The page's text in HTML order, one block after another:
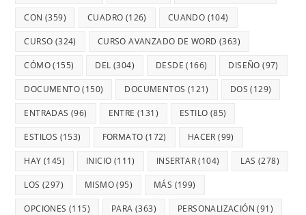
CON (359) CUADRO (126) CUANDO (104)
CURSO (324) CURSO AVANZADO DE WORD (363)
CÓMO(155) DEL (304) DESDE (166) DISEÑO (97)
DOCUMENTO(150) DOCUMENTOS (121) DOS (129)
ENTRADAS (96) ENTRE (131) ESTILO (85)
ESTILOS (153) FORMATO (172) HACER (99)
HAY (145) INICIO (111) INSERTAR(104) LAS (278)
LOS (297) MISMO(95) MÁS (199)
OPCIONES (115) PARA (363) PERSONALIZACIÓN (91)